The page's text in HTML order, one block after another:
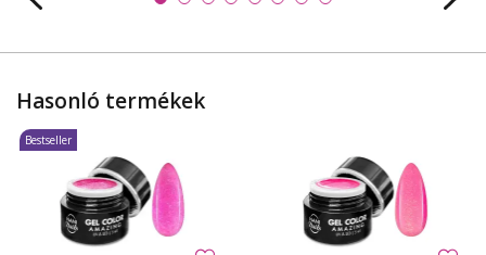
Hasonló termékek
Bestseller